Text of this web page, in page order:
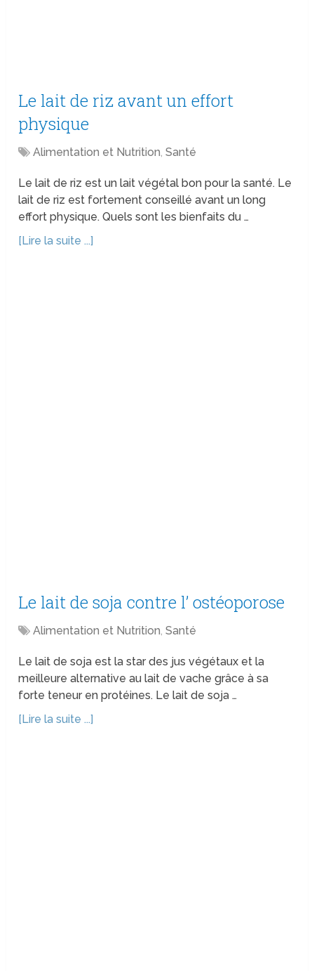
Le lait de riz avant un effort
physique
Alimentation et Nutrition,Santé
Le lait de riz est un lait végétal bon pour la santé. Le
lait de riz est fortement conseillé avant un long
effort physique. Quels sont les bienfaits du …
[Lire la suite ...]
Le lait de soja contre l’ ostéoporose
Alimentation et Nutrition,Santé
Le lait de soja est la star des jus végétaux et la
meilleure alternative au lait de vache grâce à sa
forte teneur en protéines. Le lait de soja …
[Lire la suite ...]